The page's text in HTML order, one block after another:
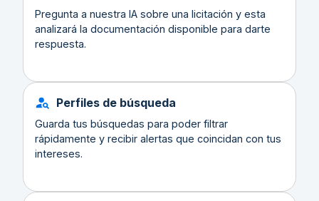
Pregunta a nuestra IA sobre una licitación y esta
analizará la documentación disponible para darte
respuesta.
Perfiles de búsqueda
Guarda tus búsquedas para poder filtrar
rápidamente y recibir alertas que coincidan con tus
intereses.